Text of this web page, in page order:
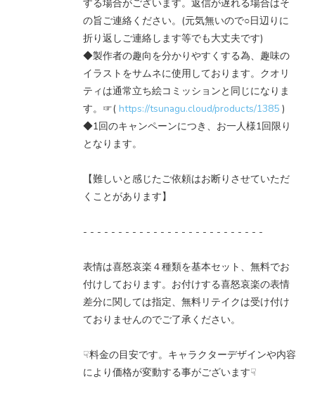
する場合がございます。返信が遅れる場合はそ
の旨ご連絡ください。(元気無いので○日辺りに
折り返しご連絡します等でも大丈夫です)
◆製作者の趣向を分かりやすくする為、趣味の
イラストをサムネに使用しております。クオリ
ティは通常立ち絵コミッションと同じになりま
す。☞( https://tsunagu.cloud/products/1385 )
◆1回のキャンペーンにつき、お一人様1回限り
となります。
【難しいと感じたご依頼はお断りさせていただ
くことがあります】
- - - - - - - - - - - - - - - - - - - - - - - - - -
表情は喜怒哀楽４種類を基本セット、無料でお
付けしております。お付けする喜怒哀楽の表情
差分に関しては指定、無料リテイクは受け付け
ておりませんのでご了承ください。
☟料金の目安です。キャラクターデザインや内容
により価格が変動する事がございます☟